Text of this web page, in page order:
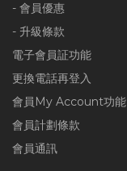
- 會員優惠
- 升級條款
電子會員証功能
更換電話再登入
會員My Account功能
會員計劃條款
會員通訊